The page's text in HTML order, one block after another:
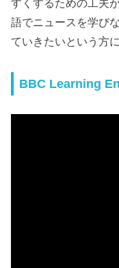
すくするための工夫
語でニュースを学び
ていきたいという方
BBC Learning